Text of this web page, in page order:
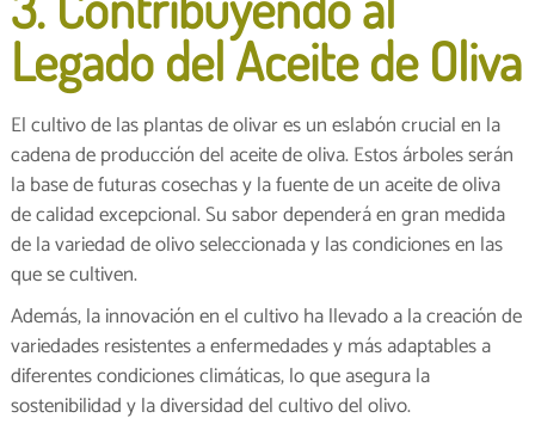
Legado del Aceite de Oliva
El cultivo de las plantas de olivar es un eslabón crucial en la
cadena de producción del aceite de oliva. Estos árboles serán
la base de futuras cosechas y la fuente de un aceite de oliva
de calidad excepcional. Su sabor dependerá en gran medida
de la variedad de olivo seleccionada y las condiciones en las
que se cultiven.
Además, la innovación en el cultivo ha llevado a la creación de
variedades resistentes a enfermedades y más adaptables a
diferentes condiciones climáticas, lo que asegura la
sostenibilidad y la diversidad del cultivo del olivo.